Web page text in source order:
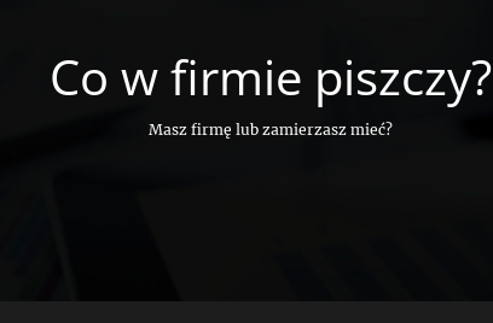
Co w firmie piszczy?
Masz firmę lub zamierzasz mieć?